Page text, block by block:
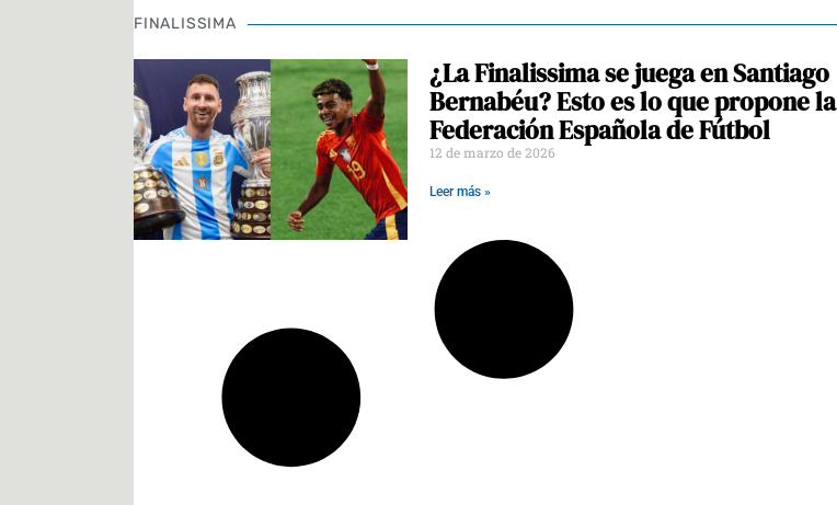
FINALISSIMA
¿La Finalissima se juega en Santiago
Bernabéu? Esto es lo que propone la
Federación Española de Fútbol
12 de marzo de 2026
Leer más »